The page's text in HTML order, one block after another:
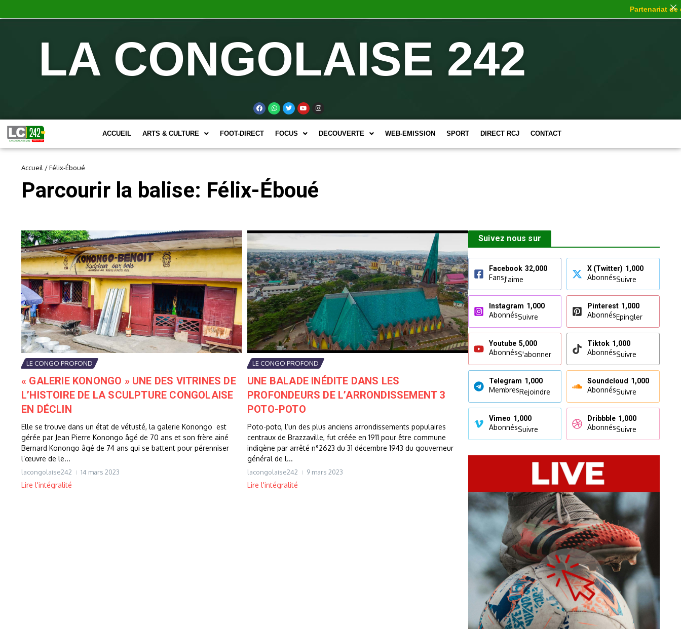
LA CONGOLAISE 242
ACCUEIL ARTS & CULTURE FOOT-DIRECT FOCUS DECOUVERTE WEB-EMISSION SPORT DIRECT RCJ CONTACT
Accueil /Félix-Éboué
Parcourir la balise: Félix-Éboué
LE CONGO PROFOND
« GALERIE KONONGO » UNE DES VITRINES DE
L’HISTOIRE DE LA SCULPTURE CONGOLAISE
EN DÉCLIN
Elle se trouve dans un état de vétusté, la galerie Konongo est
gérée par Jean Pierre Konongo âgé de 70 ans et son frère ainé
Bernard Konongo âgé de 74 ans qui se battent pour pérenniser
l’œuvre de le...
lacongolaise242 14 mars 2023
Lire l'intégralité
LE CONGO PROFOND
UNE BALADE INÉDITE DANS LES
PROFONDEURS DE L’ARRONDISSEMENT 3
POTO-POTO
Poto-poto, l’un des plus anciens arrondissements populaires
centraux de Brazzaville, fut créée en 1911 pour être commune
indigène par arrêté n°2623 du 31 décembre 1943 du gouverneur
général de l...
lacongolaise242 9 mars 2023
Lire l'intégralité
Suivez nous sur
Facebook 32,000
FansJ'aime
X (Twitter) 1,000
AbonnésSuivre
Instagram 1,000
AbonnésSuivre
Pinterest 1,000
AbonnésEpingler
Youtube 5,000
AbonnésS'abonner
Tiktok 1,000
AbonnésSuivre
Telegram 1,000
MembresRejoindre
Soundcloud 1,000
AbonnésSuivre
Vimeo 1,000
AbonnésSuivre
Dribbble 1,000
AbonnésSuivre
Partenariat de